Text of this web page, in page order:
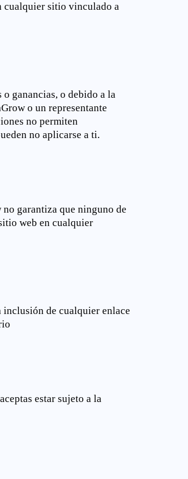
cualquier sitio vinculado a
ganancias, o debido a la
o un representante
no permiten
no aplicarse a ti.
garantiza que ninguno de
web en cualquier
de cualquier enlace
estar sujeto a la